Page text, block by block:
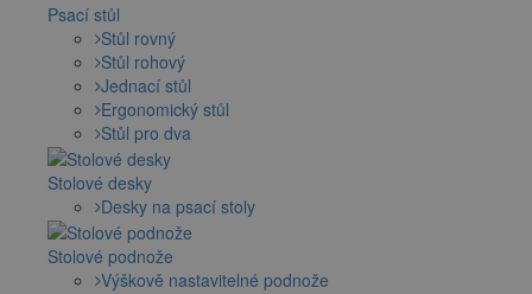
Psací stůl
Stůl rovný
Stůl rohový
Jednací stůl
Ergonomický stůl
Stůl pro dva
Stolové desky
Desky na psací stoly
Stolové podnože
Výškově nastavitelné podnože